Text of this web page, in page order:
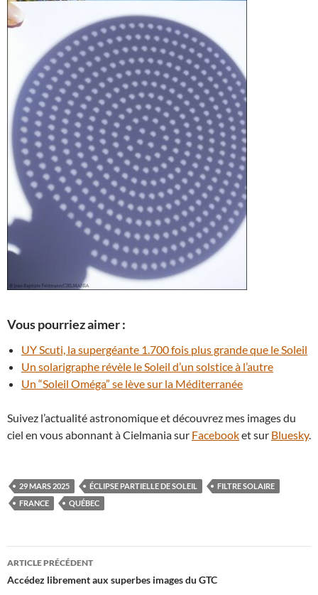
Vous pourriez aimer :
UY Scuti, la supergéante 1.700 fois plus grande que le Soleil
Un solarigraphe révèle le Soleil d’un solstice à l’autre
Un “Soleil Oméga” se lève sur la Méditerranée
Suivez l’actualité astronomique et découvrez mes images du
ciel en vous abonnant à Cielmania sur Facebooket sur Bluesky.
29 MARS 2025 ÉCLIPSE PARTIELLE DE SOLEIL
FILTRE SOLAIRE
FRANCE
QUÉBEC
Navigation
des
ARTICLE PRÉCÉDENT
Accédez librement aux superbes images du GTC